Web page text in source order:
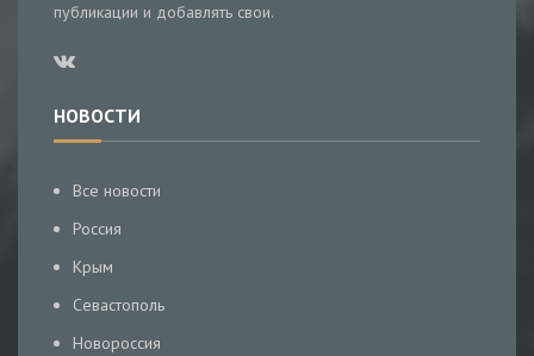
публикации и добавлять свои.
НОВОСТИ
Все новости
Россия
Крым
Севастополь
Новороссия